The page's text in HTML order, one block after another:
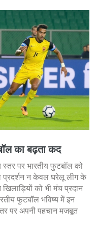
का बढ़ता कद
पर भारतीय फुटबॉल को
प्रदर्शन न केवल घरेलू लीग के
को भी मंच प्रदान
फुटबॉल भविष्य में इन
पर अपनी पहचान मजबूत